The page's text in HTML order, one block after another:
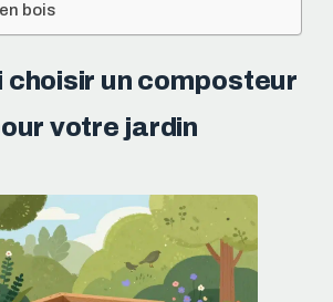
bois
choisir un composteur
votre jardin